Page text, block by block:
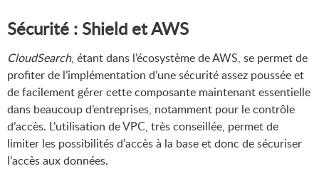
Sécurité : Shield et AWS
CloudSearch, étant dans l’écosystème de AWS, se permet de
profiter de l’implémentation d’une sécurité assez poussée et
de facilement gérer cette composante maintenant essentielle
dans beaucoup d’entreprises, notamment pour le contrôle
d’accès. L’utilisation de VPC, très conseillée, permet de
limiter les possibilités d’accès à la base et donc de sécuriser
l’accès aux données.